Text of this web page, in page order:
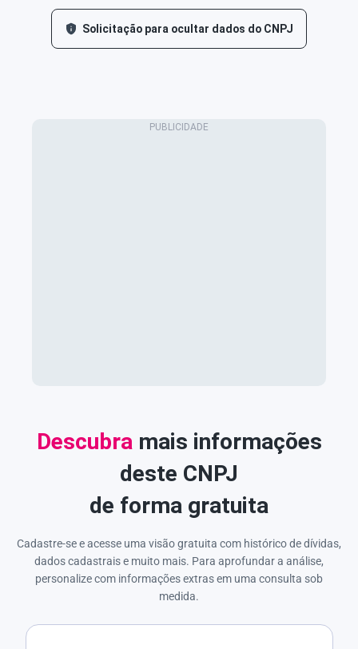
Solicitação para ocultar dados do CNPJ
Descubra mais informações
deste CNPJ
de forma gratuita
Cadastre-se e acesse uma visão gratuita com histórico de dívidas,
dados cadastrais e muito mais. Para aprofundar a análise,
personalize com informações extras em uma consulta sob
medida.